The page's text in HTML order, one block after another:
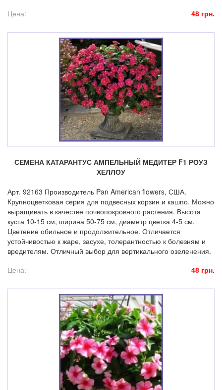
Цена:
48 грн.
СЕМЕНА КАТАРАНТУС АМПЕЛЬНЫЙ МЕДИТЕР F1 РОУЗ
ХЕЛЛОУ
Арт. 92163 Производитель Pan American flowers, США.
Крупноцветковая серия для подвесных корзин и кашпо. Можно
выращивать в качестве почвопокровного растения. Высота
куста 10-15 см, ширина 50-75 см, диаметр цветка 4-5 см.
Цветение обильное и продолжительное. Отличается
устойчивостью к жаре, засухе, толерантностью к болезням и
вредителям. Отличный выбор для вертикального озеленения.
Цена:
48 грн.